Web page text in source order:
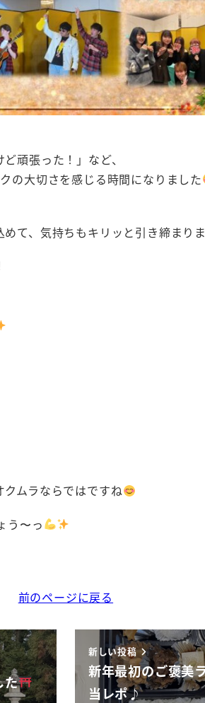
頑張った！」など、
の大切さを感じる時間になりました
て、気持ちもキリッと引き締まり
ムラならではですね
う〜っ
前のページに戻る
た
新しい投稿
新年最初のご褒美
当レポ♪